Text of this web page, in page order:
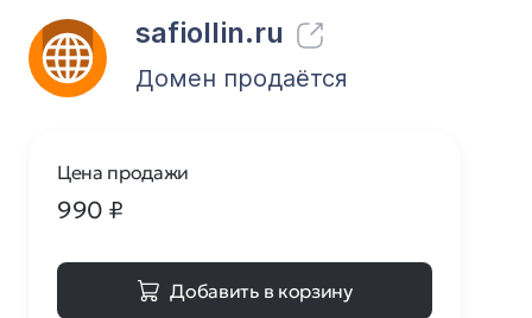
safiollin.ru
Домен продаётся
Цена продажи
990 ₽
Добавить в корзину